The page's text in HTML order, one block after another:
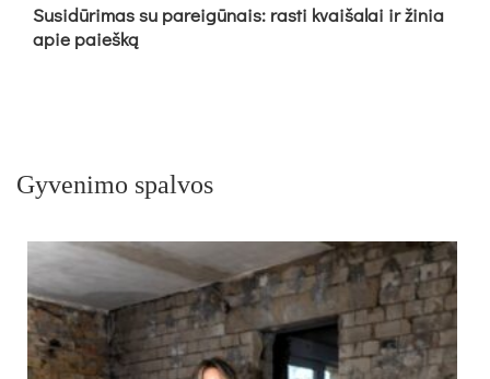
Su­si­dū­ri­mas su pa­rei­gū­nais: ras­ti kvai­ša­lai ir ži­nia
apie paieš­ką
Gyvenimo spalvos